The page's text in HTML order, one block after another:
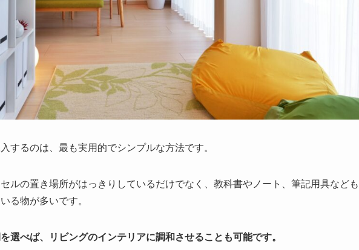
するのは、最も実用的でシンプルな方法です。
ルの置き場所がはっきりしているだけでなく、教科書やノート、筆記用具なども
る物が多いです。
選べば、リビングのインテリアに調和させることも可能です。